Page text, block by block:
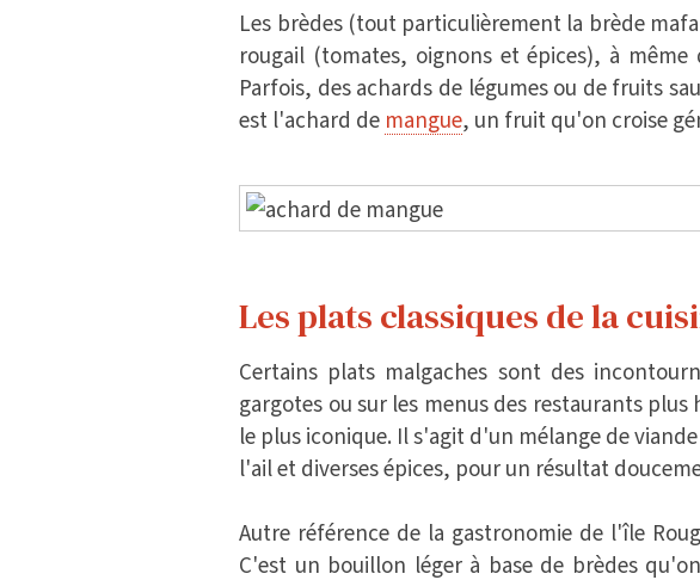
Les brèdes (tout particulièrement la brède
rougail (tomates, oignons et épices), à
Parfois, des achards de légumes ou de fruits
est l'achard de mangue, un fruit qu'on croise
Les plats classiques de la
Certains plats malgaches sont des
gargotes ou sur les menus des restaurants plus
le plus iconique. Il s'agit d'un mélange de
l'ail et diverses épices, pour un résultat
Autre référence de la gastronomie de l'île
C'est un bouillon léger à base de brèdes